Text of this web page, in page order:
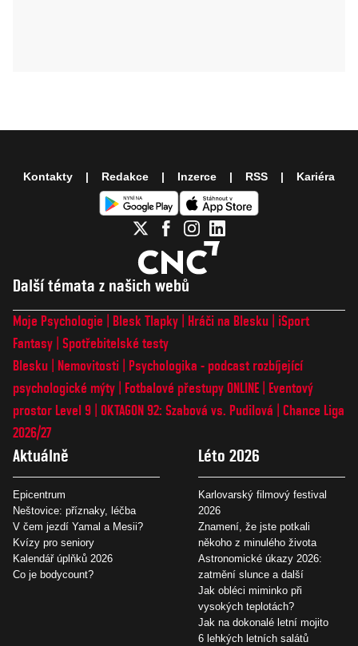
Další témata z našich webů
Moje Psychologie Blesk Tlapky Hráči na Blesku
iSport
Fantasy Spotřebitelské testy
Blesku
Nemovitosti
Psychologika - podcast rozbíjející
psychologické mýty
Fotbalové přestupy ONLINE
Eventový
prostor Level 9 OKTAGON 92: Szabová vs. Pudilová
Chance Liga
2026/27
Aktuálně
Epicentrum
Neštovice: příznaky, léčba
V čem jezdí Yamal a Mesii?
Kvízy pro seniory
Kalendář úplňků 2026
Co je bodycount?
Léto 2026
Karlovarský filmový festival
2026
Znamení, že jste potkali
někoho z minulého života
Astronomické úkazy 2026:
zatmění slunce a další
Jak obléci miminko při
vysokých teplotách?
Jak na dokonalé letní mojito
6 lehkých letních salátů
Kontakty Redakce Inzerce RSS Kariéra